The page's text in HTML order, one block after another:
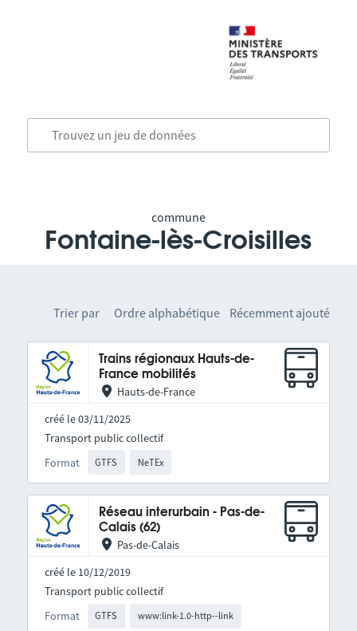
commune
Fontaine-lès-Croisilles
Trier par Ordre alphabétique Récemment ajouté
Trains régionaux Hauts-de-
France mobilités
Hauts-de-France
créé le 03/11/2025
Format GTFS NeTEx
Transport public collectif
Réseau interurbain - Pas-de-
Calais (62)
Pas-de-Calais
créé le 10/12/2019
Format GTFS www:link-1.0-http--link
Transport public collectif